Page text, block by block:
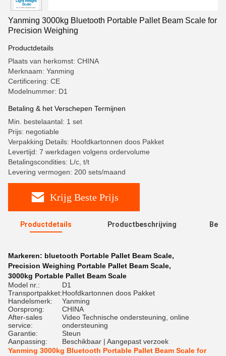
Yanming 3000kg Bluetooth Portable Pallet Beam Scale for
Precision Weighing
Productdetails
Plaats van herkomst: CHINA
Merknaam: Yanming
Certificering: CE
Modelnummer: D1
Betaling & het Verschepen Termijnen
Min. bestelaantal: 1 set
Prijs: negotiable
Verpakking Details: Hoofdkartonnen doos Pakket
Levertijd: 7 werkdagen volgens ordervolume
Betalingscondities: L/c, t/t
Levering vermogen: 200 sets/maand
Krijg Beste Prijs
Productdetails Productbeschrijving
Markeren: bluetooth Portable Pallet Beam Scale,
Precision Weighing Portable Pallet Beam Scale,
3000kg Portable Pallet Beam Scale
Model nr.:
D1
Transportpakket:Hoofdkartonnen doos Pakket
Handelsmerk:
Yanming
Oorsprong:
CHINA
After-sales
service:
Video Technische ondersteuning, online
ondersteuning
Garantie:
Steun
Aanpassing:
Beschikbaar | Aangepast verzoek
Yanming 3000kg Bluetooth Portable Pallet Beam Scale for